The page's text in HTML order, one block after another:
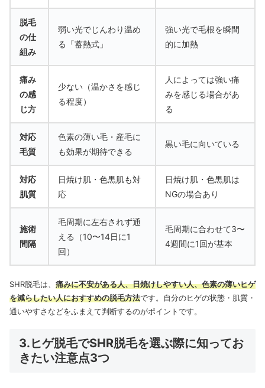
脱毛
の仕
組み
弱い光でじんわり温め
る「蓄熱式」
強い光で毛根を瞬間
的に加熱
痛み
の感
じ方
少ない（温かさを感じ
る程度）
人によっては強い痛
みを感じる場合があ
る
対応
毛質
色素の薄い毛・産毛に
も効果が期待できる
黒い毛に向いている
対応
肌質
日焼け肌・色黒肌も対
応
日焼け肌・色黒肌は
NGの場合あり
施術
間隔
毛周期に左右されず通
える（10〜14日に1
回）
毛周期に合わせて3〜
4週間に1回が基本
SHR脱毛は、 痛みに不安がある人、日焼けしやすい人、色素の薄いヒゲ
を減らしたい人におすすめの脱毛方法です。 自分のヒゲの状態・肌質・
通いやすさなどをふまえて判断するのがポイントです。
3.ヒゲ脱毛でSHR脱毛を選ぶ際に知ってお
きたい注意点3つ